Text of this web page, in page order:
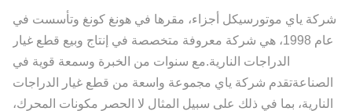
شركة ياي موتورسيكل أجزاء، مقرها في هونغ كونغ وتأسست في
عام 1998، هي شركة معروفة متخصصة في إنتاج وبيع قطع غيار
الدراجات النارية.مع سنوات من الخبرة وسمعة قوية في
الصناعةتقدم شركة ياي مجموعة واسعة من قطع غيار الدراجات
النارية، بما في ذلك على سبيل المثال لا الحصر مكونات المحرك،